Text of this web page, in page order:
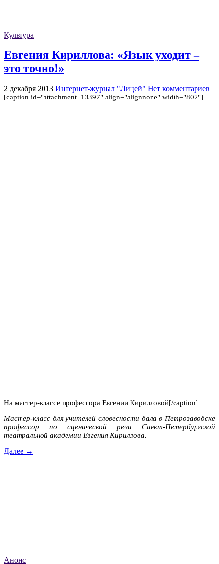
Культура
Евгения Кириллова: «Язык уходит –
это точно!»
2 декабря 2013 Интернет-журнал "Лицей" Нет комментариев
[caption id="attachment_13397" align="alignnone" width="807"]
На мастер-классе профессора Евгении Кирилловой[/caption]
Мастер-класс для учителей словесности дала в Петрозаводске
профессор по сценической речи Санкт-Петербургской
театральной академии Евгения Кириллова.
Далее →
Анонс